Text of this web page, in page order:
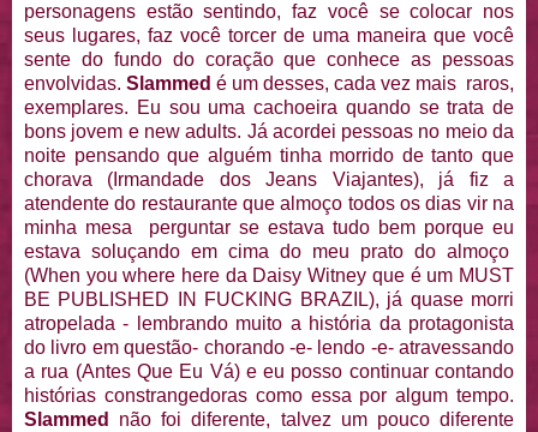
personagens estão sentindo, faz você se colocar nos
seus lugares, faz você torcer de uma maneira que você
sente do fundo do coração que conhece as pessoas
envolvidas. Slammed é um desses, cada vez mais raros,
exemplares. Eu sou uma cachoeira quando se trata de
bons jovem e new adults. Já acordei pessoas no meio da
noite pensando que alguém tinha morrido de tanto que
chorava (Irmandade dos Jeans Viajantes), já fiz a
atendente do restaurante que almoço todos os dias vir na
minha mesa perguntar se estava tudo bem porque eu
estava soluçando em cima do meu prato do almoço
(When you where here da Daisy Witney que é um MUST
BE PUBLISHED IN FUCKING BRAZIL), já quase morri
atropelada - lembrando muito a história da protagonista
do livro em questão- chorando -e- lendo -e- atravessando
a rua (Antes Que Eu Vá) e eu posso continuar contando
histórias constrangedoras como essa por algum tempo.
Slammed
não foi diferente, talvez um pouco diferente